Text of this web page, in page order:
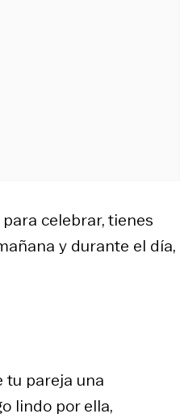
celebrar, tienes
y durante el día,
tu pareja una
lindo por ella,